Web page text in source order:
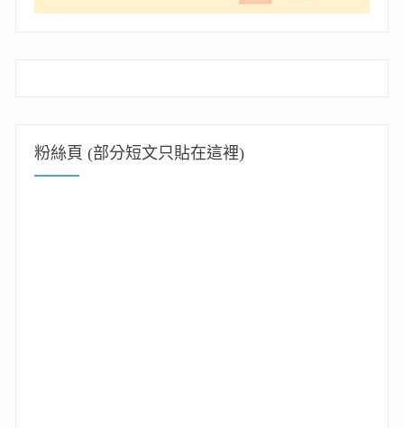
粉絲頁 (部分短文只貼在這裡)